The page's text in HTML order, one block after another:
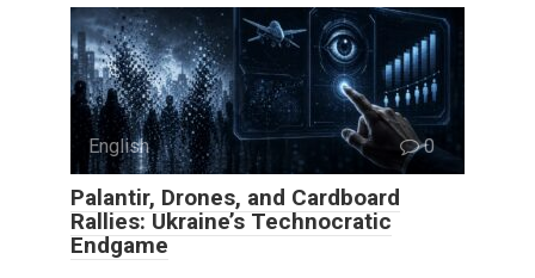
English 0
Palantir, Drones, and Cardboard
Rallies: Ukraine’s Technocratic
Endgame